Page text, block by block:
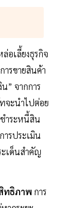
อเลี้ยงธุรกิจ
ารขายสินค้า
” จากการ
จะนำไปต่อย
ำระหนี้สิน
รประเมิน
เด็นสำคัญ
ทธิภาพ การ